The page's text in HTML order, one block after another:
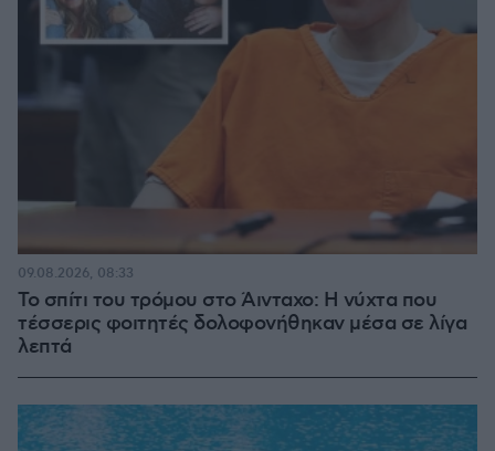
Το σπίτι του τρόμου στο Άινταχο: Η νύχτα που
τέσσερις φοιτητές δολοφονήθηκαν μέσα σε λίγα
λεπτά
09.08.2026, 08:33